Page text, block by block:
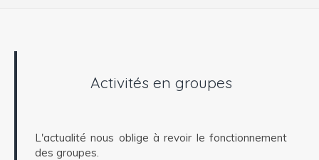
Activités en groupes
L'actualité nous oblige à revoir le fonctionnement
des groupes.